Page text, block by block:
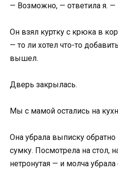
— Возможно, — ответила я. —
Он взял куртку с крюка в
— то ли хотел что-то
вышел.
Дверь закрылась.
Мы с мамой остались на
Она убрала выписку обратно
сумку. Посмотрела на стол,
нетронутая — и молча убрала